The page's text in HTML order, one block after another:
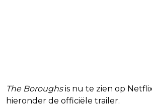
The Boroughsis nu te zien op
hieronder de officiële trailer.